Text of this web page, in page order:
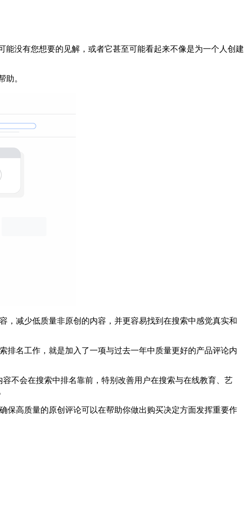
没有您想要的见解，或者它甚至可能看起来不像是为一个人创建
助。
，减少低质量非原创的内容，并更容易找到在搜索中感觉真实和
排名工作，就是加入了一项与过去一年中质量更好的产品评论内
不会在搜索中排名靠前，特别改善用户在搜索与在线教育、艺
保高质量的原创评论可以在帮助你做出购买决定方面发挥重要作